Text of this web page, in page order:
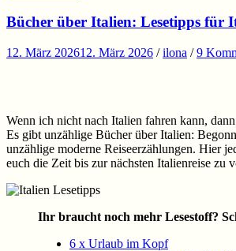
Bücher über Italien: Lesetipps für
12. März 202612. März 2026 /ilona /9
Wenn ich nicht nach Italien fahren kann,
Es gibt unzählige Bücher über Italien:
unzählige moderne Reiseerzählungen. Hier
euch die Zeit bis zur nächsten Italienreise zu
Ihr braucht noch mehr Lesestoff?
6 x Urlaub im Kopf